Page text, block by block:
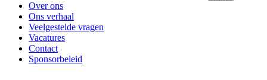
Over ons
Ons verhaal
Veelgestelde vragen
Vacatures
Contact
Sponsorbeleid